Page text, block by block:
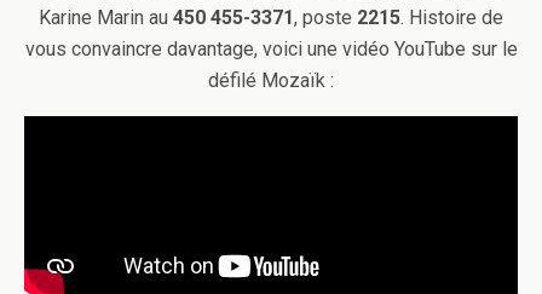
Karine Marin au 450 455-3371, poste 2215. Histoire de
vous convaincre davantage, voici une vidéo YouTube sur le
défilé Mozaïk :